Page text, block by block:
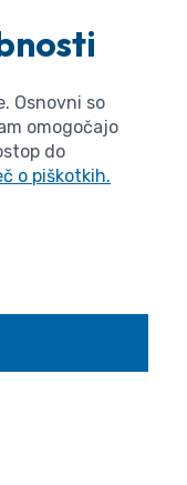
Osnovni so
omogočajo
do
o piškotkih.